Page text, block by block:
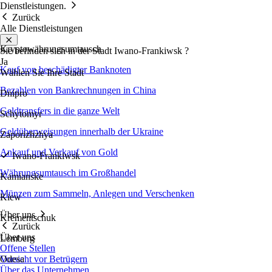
Dienstleistungen.
Zurück
Alle Dienstleistungen
Kryptowährungsumtausch
Kauf von beschädigter Banknoten
Bezahlen von Bankrechnungen in China
Geldtransfers in die ganze Welt
Geldüberweisungen innerhalb der Ukraine
Ankauf und Verkauf von Gold
Währungsumtausch im Großhandel
Münzen zum Sammeln, Anlegen und Verschenken
Über uns
Zurück
Über uns
Offene Stellen
Vorsicht vor Betrügern
Über das Unternehmen
Sie befinden sich in der Stadt Iwano-Frankiwsk ?
Ja
Wählen Sie Ihre Stadt
Dnipro
Schytomyr
Zaporizhzhya
Iwano-Frankiwsk
Kamianske
Kiew
Krementschuk
Lemberg
Odesa